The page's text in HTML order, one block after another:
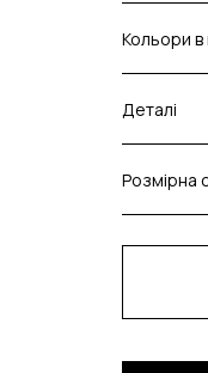
Кольори в
Деталі
Розмірна